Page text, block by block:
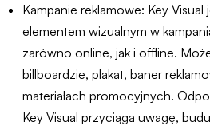
Kampanie reklamowe: Key
elementem wizualnym w
zarówno online, jak i offline.
billboardzie, plakat, baner
materiałach promocyjnych.
Key Visual przyciąga uwagę,